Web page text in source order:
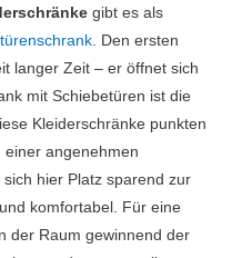
gibt es als
. Den ersten
langer Zeit – er öffnet sich
mit Schiebetüren ist die
Kleiderschränke punkten
einer angenehmen
hier Platz sparend zur
komfortabel. Für eine
der Raum gewinnend der